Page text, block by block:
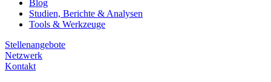
Blog
Studien, Berichte & Analysen
Tools & Werkzeuge
Stellenangebote
Netzwerk
Kontakt